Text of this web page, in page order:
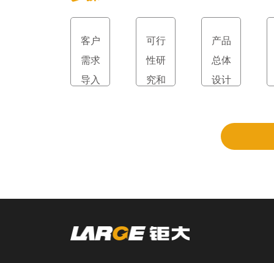
客户
需求
导入
可行
性研
究和
产品
总体
设计